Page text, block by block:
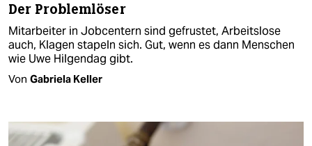
Der Problemlöser
Mitarbeiter in Jobcentern sind gefrustet, Arbeitslose
auch, Klagen stapeln sich. Gut, wenn es dann Menschen
wie Uwe Hilgendag gibt.
Von Gabriela Keller